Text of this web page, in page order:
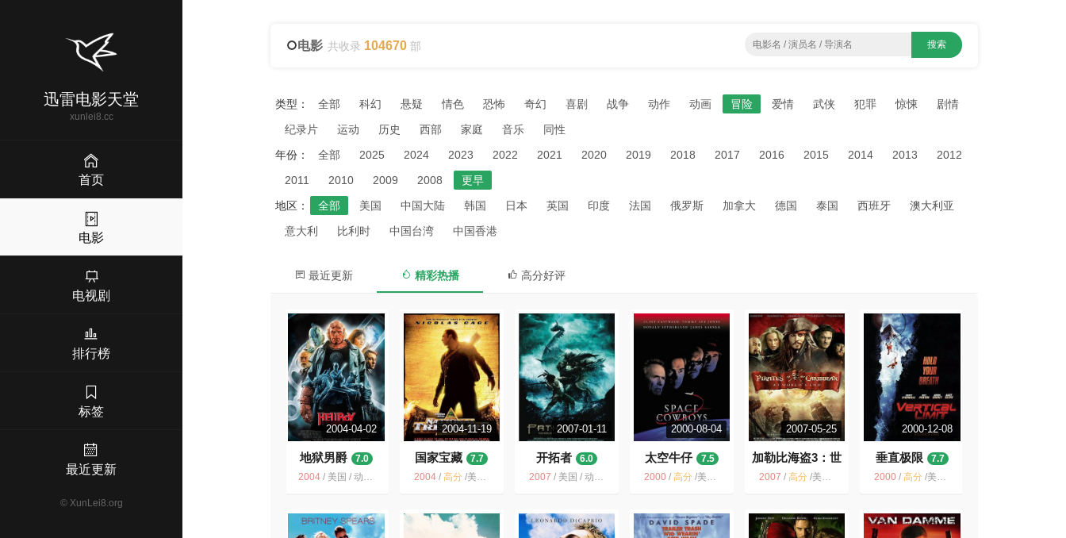
迅雷电影天堂
xunlei8.cc
首页
电影
电视剧
排行榜
标签
最近更新
© XunLei8.org
电影 共收录 104670 部
类型： 全部 科幻 悬疑 情色 恐怖 奇幻 喜剧 战争 动作 动画 冒险 爱情 武侠 犯罪 惊悚
剧情
纪录片
运动 历史 西部 家庭 音乐
同性
年份：
全部 2025 2024 2023 2022 2021 2020 2019 2018 2017 2016 2015 2014 2013
2012
2011
2010 2009 2008
更早
地区：
全部 美国 中国大陆 韩国 日本 英国 印度 法国 俄罗斯 加拿大 德国 泰国 西班牙
澳大利亚
意大利
比利时 中国台湾 中国香港
最近更新 精彩热播 高分好评
2004-04-02
地狱男爵
7.0
2004 / 美国 / 动作 奇幻 冒险
2004-11-19
国家宝藏
7.7
2004/ 高分/美国 / 动作 悬疑 冒险
2007-01-11
开拓者
6.0
2007 / 美国 / 动作 惊悚 冒险
2000-08-04
太空牛仔
7.5
2000/ 高分/美国 / 澳大利亚 / 惊悚 冒险
2007-05-25
加勒比海盗3：世
界的尽头
8.4
2007 /高分 /美国 / 动作 奇幻 冒险
2000-12-08
垂直极限
7.7
2000 /高分 /美国 / 德国 / 动作 惊悚 冒险